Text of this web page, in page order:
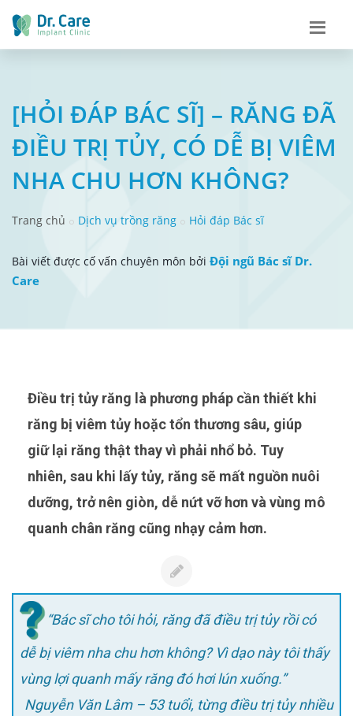
[HỎI ĐÁP BÁC SĨ] – RĂNG ĐÃ
ĐIỀU TRỊ TỦY, CÓ DỄ BỊ VIÊM
NHA CHU HƠN KHÔNG?
Trang chủ Dịch vụ trồng răng Hỏi đáp Bác sĩ
Bài viết được cố vấn chuyên môn bởi Đội ngũ Bác sĩ Dr.
Care
Điều trị tủy răng là phương pháp cần thiết khi
răng bị viêm tủy hoặc tổn thương sâu, giúp
giữ lại răng thật thay vì phải nhổ bỏ. Tuy
nhiên, sau khi lấy tủy, răng sẽ mất nguồn nuôi
dưỡng, trở nên giòn, dễ nứt vỡ hơn và vùng mô
quanh chân răng cũng nhạy cảm hơn.
“Bác sĩ cho tôi hỏi, răng đã điều trị tủy rồi có
dễ bị viêm nha chu hơn không? Vì dạo này tôi thấy
vùng lợi quanh mấy răng đó hơi lún xuống.”
Nguyễn Văn Lâm – 53 tuổi, từng điều trị tủy nhiều